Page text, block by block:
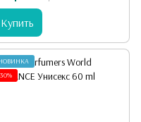
Купить